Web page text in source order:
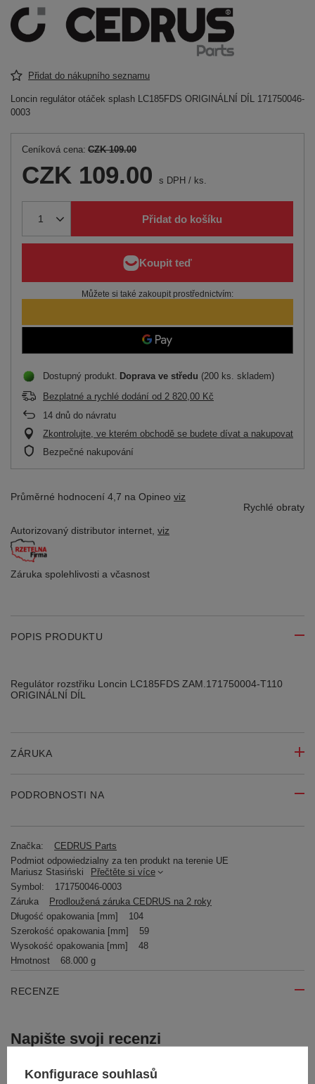
Přidat do nákupního seznamu
Loncin regulátor otáček splash LC185FDS ORIGINÁLNÍ DÍL 171750046-
0003
Ceníková cena: CZK 109.00
CZK 109.00 s DPH / ks.
Přidat do košíku
Můžete si také zakoupit prostřednictvím:
Dostupný produkt Doprava ve středu (200 ks. skladem)
Bezplatné a rychlé dodání od 2 820,00 Kč
14 dnů do návratu
Zkontrolujte, ve kterém obchodě se budete dívat a nakupovat
Bezpečné nakupování
Průměrné hodnocení 4,7 na Opineo viz
Rychlé obraty
Autorizovaný distributor internet, viz
Záruka spolehlivosti a včasnost
POPIS PRODUKTU
Regulátor rozstřiku Loncin LC185FDS ZAM.171750004-T110
ORIGINÁLNÍ DÍL
ZÁRUKA
PODROBNOSTI NA
Značka:
CEDRUS Parts
Podmiot odpowiedzialny za ten produkt na terenie UE
Mariusz Stasiński
Přečtěte si více
Symbol:
171750046-0003
Záruka
Prodloužená záruka CEDRUS na 2 roky
Długość opakowania [mm]
104
Szerokość opakowania [mm]
59
Wysokość opakowania [mm]
48
Hmotnost
68.000 g
RECENZE
Napište svoji recenzi
Vaše hodnocení:
Konfigurace souhlasů